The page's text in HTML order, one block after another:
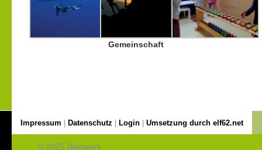
Gemeinschaft
Impressum Datenschutz Login Umsetzung durch elf62.net
© 2025 Blattwerk